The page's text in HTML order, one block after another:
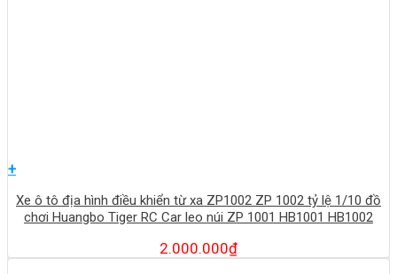
+
Xe ô tô địa hình điều khiển từ xa ZP1002 ZP 1002 tỷ lệ 1/10 đồ
chơi Huangbo Tiger RC Car leo núi ZP 1001 HB1001 HB1002
2.000.000₫